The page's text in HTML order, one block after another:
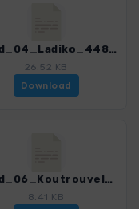
Rhod_04_Ladiko_4485_2.gpx
26.52 KB
Download
Rhod_06_Koutrouvelos_4485_2.gpx
8.41 KB